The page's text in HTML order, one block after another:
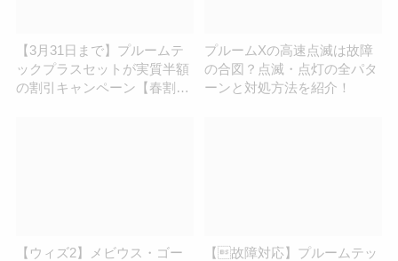
【3月31日まで】プルームテ
ックプラスセットが実質半額
の割引キャンペーン【春割セ
プルームXの高速点滅は故障
の合図？点滅・点灯の全パタ
ーンと対処方法を紹介！
【ウィズ2】メビウス・ゴー
【故障対応】プルームテッ